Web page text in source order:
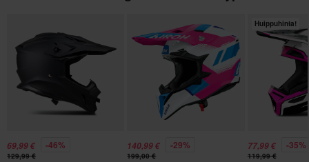
M
325 x 425 x 275 mm
S
325 x 425 x 275 mm
Sertifiointistandardi
69,99 € -46%
129,99 €
140,99 € -29%
199,00 €
Huippuhinta!
77,99 € -35%
119,99 €